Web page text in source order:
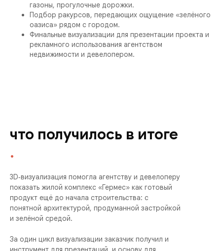
газоны, прогулочные дорожки.
Подбор ракурсов, передающих ощущение «зелёного
оазиса» рядом с городом.
Финальные визуализации для презентации проекта и
рекламного использования агентством
недвижимости и девелопером.
что получилось в итоге
.
3D‑визуализация помогла агентству и девелоперу
показать жилой комплекс «Гермес» как готовый
продукт ещё до начала строительства: с
понятной архитектурой, продуманной застройкой
и зелёной средой.
За один цикл визуализации заказчик получил и